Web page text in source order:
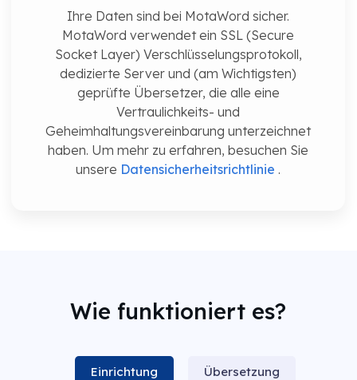
Ihre Daten sind bei MotaWord sicher.
MotaWord verwendet ein SSL (Secure
Socket Layer) Verschlüsselungsprotokoll,
dedizierte Server und (am Wichtigsten)
geprüfte Übersetzer, die alle eine
Vertraulichkeits- und
Geheimhaltungsvereinbarung unterzeichnet
haben. Um mehr zu erfahren, besuchen Sie
unsere Datensicherheitsrichtlinie .
Wie funktioniert es?
Einrichtung Übersetzung